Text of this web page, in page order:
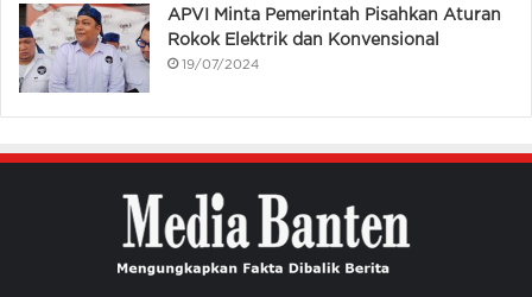
APVI Minta Pemerintah Pisahkan Aturan
Rokok Elektrik dan Konvensional
19/07/2024